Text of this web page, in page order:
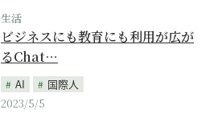
生活
ビジネスにも教育にも利用が広が
るChat…
AI
国際人
2023/5/5